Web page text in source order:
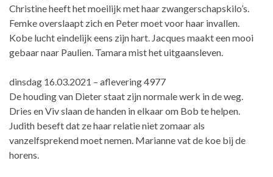
Christine heeft het moeilijk met haar zwangerschapskilo’s.
Femke overslaapt zich en Peter moet voor haar invallen.
Kobe lucht eindelijk eens zijn hart. Jacques maakt een mooi
gebaar naar Paulien. Tamara mist het uitgaansleven.
dinsdag 16.03.2021 – aflevering 4977
De houding van Dieter staat zijn normale werk in de weg.
Dries en Viv slaan de handen in elkaar om Bob te helpen.
Judith beseft dat ze haar relatie niet zomaar als
vanzelfsprekend moet nemen. Marianne vat de koe bij de
horens.